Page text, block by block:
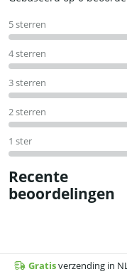
uit
5
5 sterren
4 sterren
3 sterren
2 sterren
1 ster
Recente
beoordelingen
Gratisverzending in